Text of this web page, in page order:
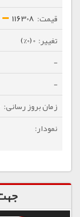
116308
0 (0%)
-
-